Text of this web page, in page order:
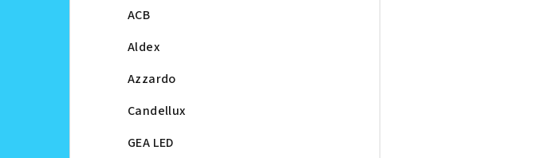
ACB
Aldex
Azzardo
Candellux
GEA LED